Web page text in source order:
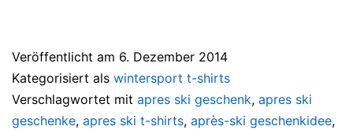
Veröffentlicht am 6. Dezember 2014
Kategorisiert als wintersport t-shirts
Verschlagwortet mit apres ski geschenk, apres ski
geschenke, apres ski t-shirts, après-ski geschenkidee,